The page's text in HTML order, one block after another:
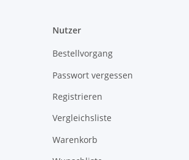
Nutzer
Bestellvorgang
Passwort vergessen
Registrieren
Vergleichsliste
Warenkorb